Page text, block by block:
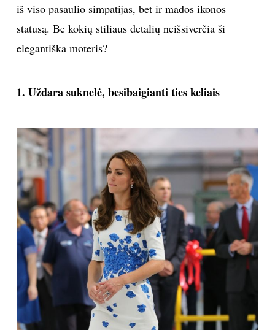
KINAS
MUZIKA
FOTOGRAFIJA
MENAS
ORAI
ĮDOMYBĖS
ISTORIJA
KNYGOS
iš viso pasaulio simpatijas, bet ir mados ikonos
statusą. Be kokių stiliaus detalių neišsiverčia ši
elegantiška moteris?
1. Uždara suknelė, besibaigianti ties keliais